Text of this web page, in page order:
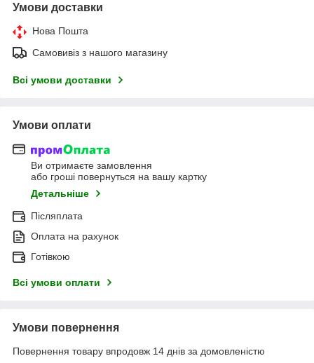
Умови доставки
Нова Пошта
Самовивіз з нашого магазину
Всі умови доставки
Умови оплати
Ви отримаєте замовлення
або гроші повернуться на вашу картку
Детальніше
Післяплата
Оплата на рахунок
Готівкою
Всі умови оплати
Умови повернення
Повернення товару впродовж 14 днів за домовленістю